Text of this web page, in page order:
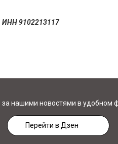
ИНН 9102213117
за нашими новостями в удобном
Перейти в Дзен